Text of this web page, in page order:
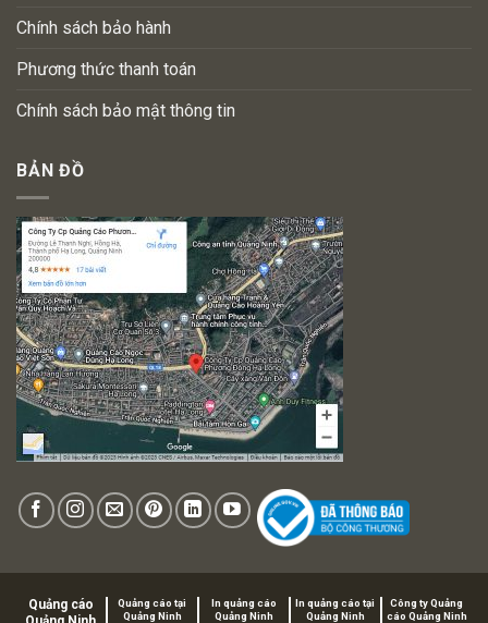
Chính sách bảo hành
Phương thức thanh toán
Chính sách bảo mật thông tin
BẢN ĐỒ
Quảng cáo
Quảng cáo tại
Quảng Ninh
In quảng cáo
Quảng Ninh
In quảng cáo tại
Quảng Ninh
Công ty Quảng
cáo Quảng Ninh